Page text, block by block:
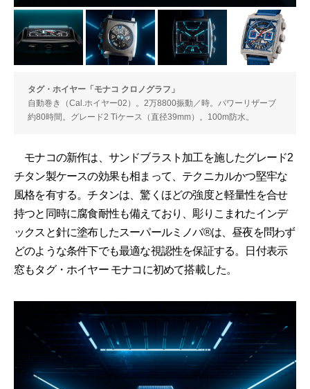
タグ・ホイヤー「モナコ クロノグラフ」
自動巻き（Cal.ホイヤー02）。2万8800振動／時。パワーリザーブ
約80時間。グレード2 Tiケース（直径39mm）。100m防水。
モナコの新作は、サンドブラスト加工を施したグレード2
チタン製ケースの効果も相まって、テクニカルかつ堅牢な
風格を有する。チタンは、驚くほどの強度と軽量性を合せ
持つと同時に腐食耐性も備えており、彫りこまれたインデ
ックスと針に塗布したスーパールミノバ®は、昼夜を問わず
どのような条件下でも最適な視認性を保証する。日付表示
窓もタグ・ホイヤー モナコに初めて搭載した。